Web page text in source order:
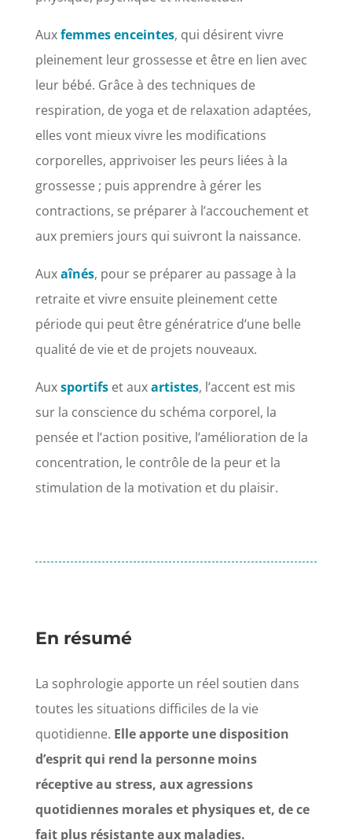
Auxfemmes enceintes, qui désirent vivre
pleinement leur grossesse et être en lien avec
leur bébé. Grâce à des techniques de
respiration, de yoga et de relaxation adaptées,
elles vont mieux vivre les modifications
corporelles, apprivoiser les peurs liées à la
grossesse ; puis apprendre à gérer les
contractions, se préparer à l’accouchement et
aux premiers jours qui suivront la naissance.
Auxaînés, pour se préparer au passage à la
retraite et vivre ensuite pleinement cette
période qui peut être génératrice d’une belle
qualité de vie et de projets nouveaux.
Auxsportifs et auxartistes, l’accent est mis
sur la conscience du schéma corporel, la
pensée et l’action positive, l’amélioration de la
concentration, le contrôle de la peur et la
stimulation de la motivation et du plaisir.
En résumé
La sophrologie apporte un réel soutien dans
toutes les situations difficiles de la vie
quotidienne. Elle apporte une disposition
d’esprit qui rend la personne moins
réceptive au stress, aux agressions
quotidiennes morales et physiques et, de ce
fait plus résistante aux maladies.